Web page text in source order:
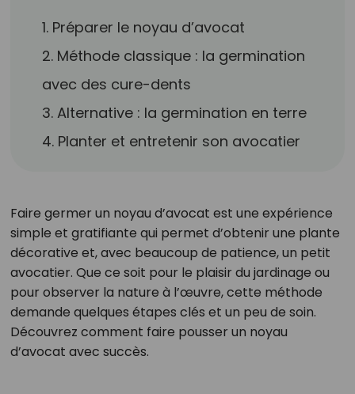
1. Préparer le noyau d’avocat
2. Méthode classique : la germination
avec des cure-dents
3. Alternative : la germination en terre
4. Planter et entretenir son avocatier
Faire germer un noyau d’avocat est une expérience
simple et gratifiante qui permet d’obtenir une plante
décorative et, avec beaucoup de patience, un petit
avocatier. Que ce soit pour le plaisir du jardinage ou
pour observer la nature à l’œuvre, cette méthode
demande quelques étapes clés et un peu de soin.
Découvrez comment faire pousser un noyau
d’avocat avec succès.